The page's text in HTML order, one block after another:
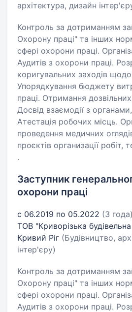
архітектура, дизайн
Контроль за дотриманням
Охорону праці" та інших
сфері охорони праці.
Аудитів з охорони праці.
коригувальних заходів
Упорядкування бюджету
праці. Отримання
Досвід взаємодії з
Атестація робочих місць.
проведення медичних
проєктів организації робіт,
.
Заступник
охорони праці
с 06.2019 по 05.2022 (3 года)
ТОВ "Криворізька
Кривий Ріг (Будівництво,
інтер'єру)
Контроль за дотриманням
Охорону праці" та інших
сфері охорони праці.
Аудитів з охорони праці.